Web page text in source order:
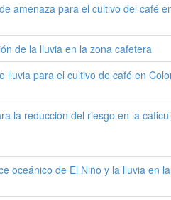
amenaza para el cultivo del café
de la lluvia en la zona cafetera
lluvia para el cultivo de café en
la reducción del riesgo en la
oceánico de El Niño y la lluvia en